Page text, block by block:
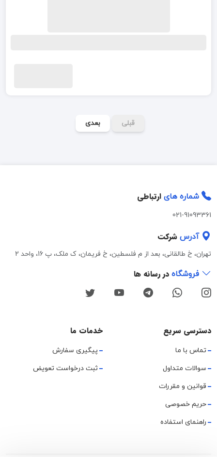
قبلی بعدی
شماره های ارتباطی
021-91093361
آدرس شرکت
تهران، خ طالقانی، بعد از م فلسطین، خ فریمان، ک ملک، پ 16، واحد 2
فروشگاه در رسانه ها
دسترسی سریع
تماس با ما
سوالات متداول
قوانین و مقررات
حریم خصوصی
راهنمای استفاده
خدمات ما
پیگیری سفارش
ثبت درخواست تعویض